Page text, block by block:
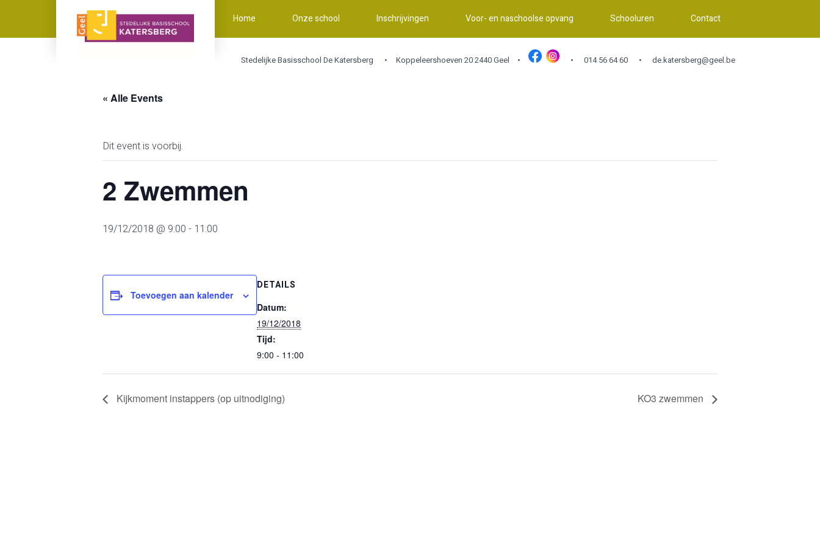
Home Onze school Inschrijvingen Voor- en naschoolse opvang Schooluren Contact
Stedelijke Basisschool De Katersberg Koppeleershoeven 20 2440 Geel • 014 56 64 60 de.katersberg@geel.be
« Alle Events
Dit event is voorbij.
2 Zwemmen
19/12/2018 @ 9:00 - 11:00
Toevoegen aan kalender
DETAILS
Datum:
19/12/2018
Tijd:
9:00 - 11:00
Kijkmoment instappers (op uitnodiging) KO3 zwemmen